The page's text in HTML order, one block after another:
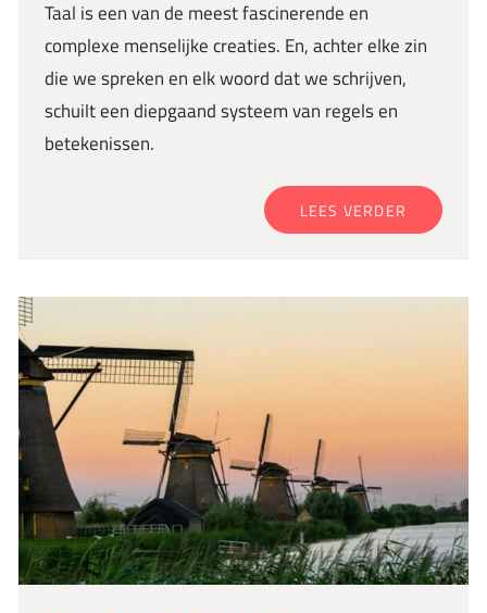
Taal is een van de meest fascinerende en
complexe menselijke creaties. En, achter elke zin
die we spreken en elk woord dat we schrijven,
schuilt een diepgaand systeem van regels en
betekenissen.
LEES VERDER